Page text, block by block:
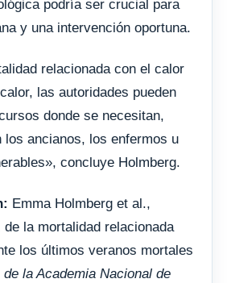
podría ser crucial para
y una intervención oportuna.
relacionada con el calor
las autoridades pueden
donde se necesitan,
los ancianos, los enfermos u
concluye Holmberg.
Emma Holmberg et al.,
la mortalidad relacionada
los últimos veranos mortales
la Academia Nacional de